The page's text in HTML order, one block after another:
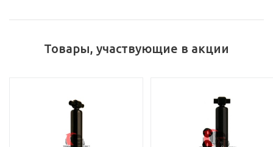
Товары, участвующие в акции